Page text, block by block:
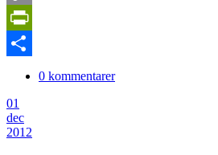
Copy
Link
PrintFriendly
0 kommentarer
01
dec
2012